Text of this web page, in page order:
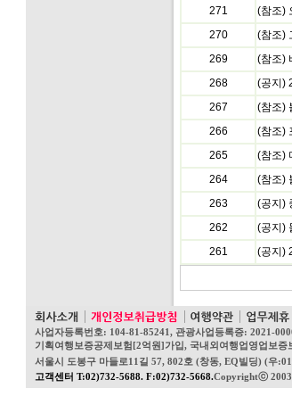
271
(참조)
270
(참조)
269
(참조)
268
(공지)
267
(참조)
266
(참조)
265
(참조)
264
(참조)
263
(공지)
262
(공지)
261
(공지)
사업자등록번호: 104-81-85241, 관광사업등록증: 2021-
기획여행보증공제보험[2억원]가입, 국내외여행업영업보
서울시 도봉구 마들로11길 57, 802호 (창동, EQ빌딩) (우
고객센터 T:02)732-5688. F:02)732-5668.Copyrightⓒ